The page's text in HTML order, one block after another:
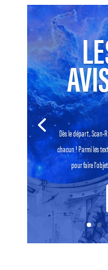
Dès le départ, Scan-
chacun ! Parmi les
pour faire